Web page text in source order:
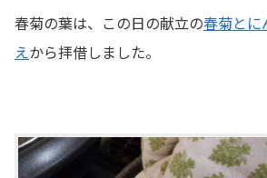
春菊の葉は、この日の献立の春菊とに
えから拝借しました。